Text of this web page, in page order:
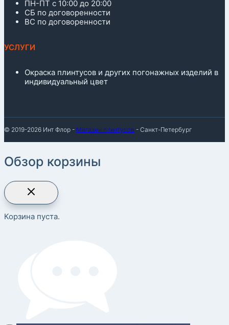
ПН-ПТ с 10:00 до 20:00
СБ по договоренности
ВС по договоренности
УСЛУГИ
Окраска плинтусов и других погонажных изделий в
индивидуальный цвет
© 2019-2026 Инт Флор - Магазин плинтусов - Санкт-Петербург
Обзор корзины
Корзина пуста.